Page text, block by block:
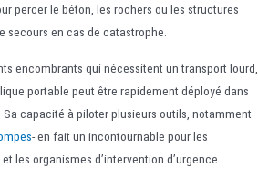
percer le béton, les rochers ou les structures
secours en cas de catastrophe.
encombrants qui nécessitent un transport lourd,
portable peut être rapidement déployé dans
capacité à piloter plusieurs outils, notamment
- en fait un incontournable pour les
les organismes d’intervention d’urgence.